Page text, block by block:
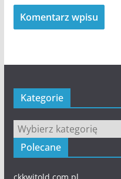
Kategorie
Kategorie
Polecane